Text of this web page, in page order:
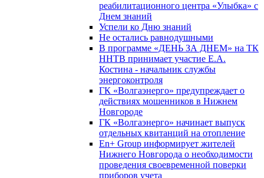
реабилитационного центра «Улыбка» с
Днем знаний
Успели ко Дню знаний
Не остались равнодушными
В программе «ДЕНЬ ЗА ДНЕМ» на ТК
ННТВ принимает участие Е.А.
Костина - начальник службы
энергоконтроля
ГК «Волгаэнерго» предупреждает о
действиях мошенников в Нижнем
Новгороде
ГК «Волгаэнерго» начинает выпуск
отдельных квитанций на отопление
En+ Group информирует жителей
Нижнего Новгорода о необходимости
проведения своевременной поверки
приборов учета